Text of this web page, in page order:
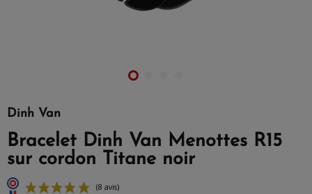
Dinh Van
Bracelet Dinh Van Menottes R15
sur cordon Titane noir